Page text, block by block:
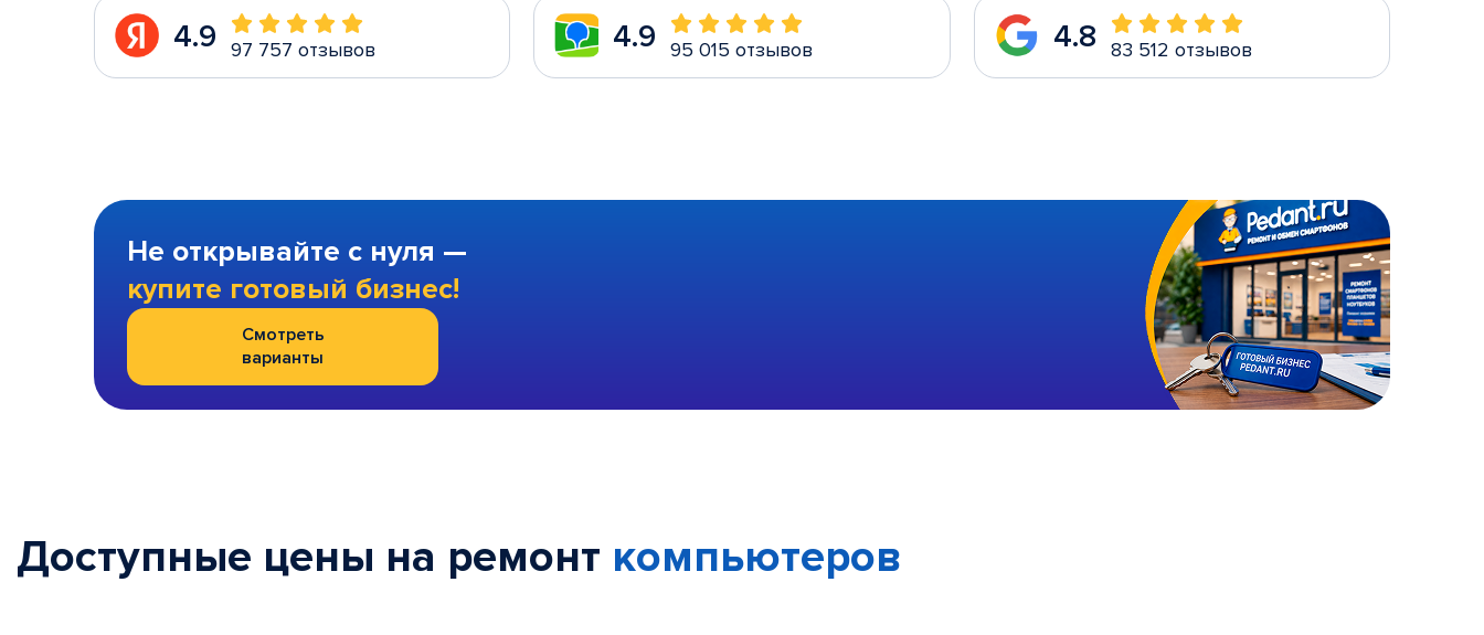
4.9 97 757 отзывов 4.9 95 015 отзывов 4.8 83 512 отзывов
Не открывайте с нуля —
купите готовый бизнес!
Смотреть
варианты
Доступные цены на ремонт компьютеров